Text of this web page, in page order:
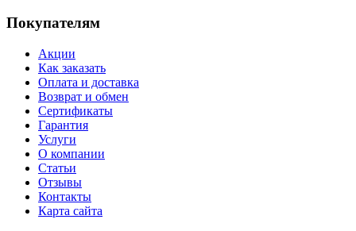
Покупателям
Акции
Как заказать
Оплата и доставка
Возврат и обмен
Сертификаты
Гарантия
Услуги
О компании
Статьи
Отзывы
Контакты
Карта сайта